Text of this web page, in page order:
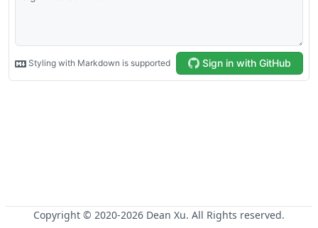
Copyright © 2020-2026 Dean Xu. All Rights reserved.